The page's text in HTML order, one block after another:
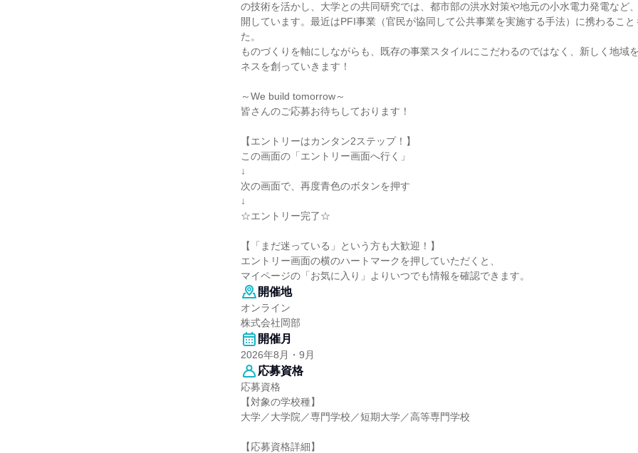
の技術を活かし、大学との共同研究では、都市部の洪水対策や地元の小水電力発電など
開しています。最近はPFI事業（官民が協同して公共事業を実施する手法）に携わること
た。
ものづくりを軸にしながらも、既存の事業スタイルにこだわるのではなく、新しく地域
ネスを創っていきます！
～We build tomorrow～
皆さんのご応募お待ちしております！
【エントリーはカンタン2ステップ！】
この画面の「エントリー画面へ行く」
↓
次の画面で、再度青色のボタンを押す
↓
☆エントリー完了☆
【「まだ迷っている」という方も大歓迎！】
エントリー画面の横のハートマークを押していただくと、
マイページの「お気に入り」よりいつでも情報を確認できます。
開催地
オンライン
株式会社岡部
開催月
2026年8月・9月
応募資格
応募資格
【対象の学校種】
大学／大学院／専門学校／短期大学／高等専門学校
【応募資格詳細】